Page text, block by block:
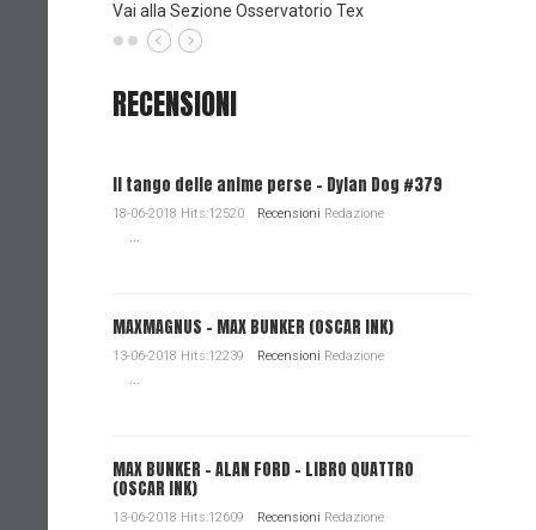
Vai alla Sezione Osservatorio Tex
RECENSIONI
Il tango delle anime perse - Dylan Dog #379
18-06-2018 Hits:12520 Recensioni Redazione
...
MAXMAGNUS – MAX BUNKER (OSCAR INK)
13-06-2018 Hits:12239 Recensioni Redazione
...
MAX BUNKER – ALAN FORD – LIBRO QUATTRO
(OSCAR INK)
13-06-2018 Hits:12609 Recensioni Redazione